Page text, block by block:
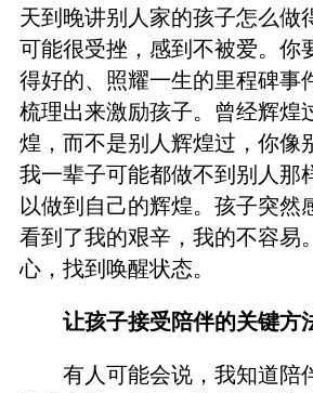
天到晚讲别人家的孩子怎么做
可能很受挫，感到不被爱。你
得好的、照耀一生的里程碑事
梳理出来激励孩子。曾经辉煌
煌，而不是别人辉煌过，你像
我一辈子可能都做不到别人那
以做到自己的辉煌。孩子突然
看到了我的艰辛，我的不容易
心，找到唤醒状态。
让孩子接受陪伴的关键方
有人可能会说，我知道陪